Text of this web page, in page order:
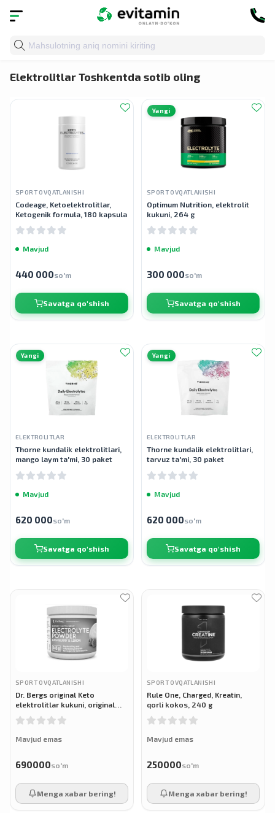
Bosh sahifa Katalog Sport ovqatlanishi
Elektrolitlar Toshkentda sotib oling
SPORT OVQATLANISHI
Codeage, Ketoelektrolitlar,
Ketogenik formula, 180 kapsula
Mavjud
440 000so'm
Savatga qo'shish
Yangi
SPORT OVQATLANISHI
Optimum Nutrition, elektrolit
kukuni, 264 g
Mavjud
300 000so'm
Savatga qo'shish
Yangi
ELEKTROLITLAR
Thorne kundalik elektrolitlari,
mango laym ta'mi, 30 paket
Mavjud
620 000so'm
Savatga qo'shish
Yangi
ELEKTROLITLAR
Thorne kundalik elektrolitlari,
tarvuz ta'mi, 30 paket
Mavjud
620 000so'm
Savatga qo'shish
SPORT OVQATLANISHI
Dr. Bergs original Keto
elektrolitlar kukuni, original
Mavjud emas
690000so'm
Menga xabar bering!
SPORT OVQATLANISHI
Rule One, Charged, Kreatin,
qorli kokos, 240 g
Mavjud emas
250000so'm
Menga xabar bering!